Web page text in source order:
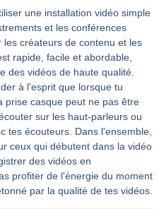
une installation vidéo simple
et les conférences
créateurs de contenu et les
rapide, facile et abordable,
des vidéos de haute qualité.
à l'esprit que lorsque tu
prise casque peut ne pas être
sur les haut-parleurs ou
tes écouteurs. Dans l'ensemble,
ceux qui débutent dans la vidéo
des vidéos en
profiter de l'énergie du moment
par la qualité de tes vidéos.